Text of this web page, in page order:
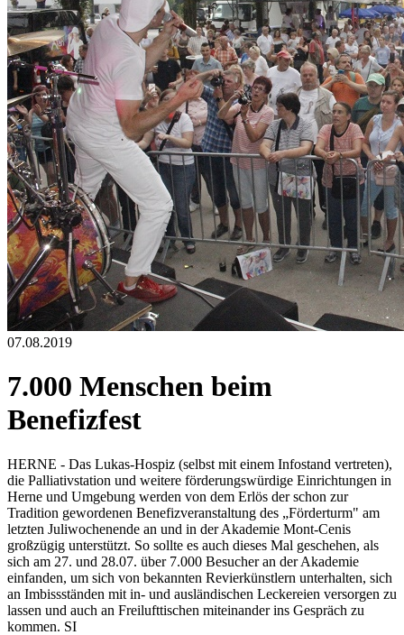
07.08.2019
7.000 Menschen beim
Benefizfest
HERNE - Das Lukas-Hospiz (selbst mit einem Infostand vertreten),
die Palliativstation und weitere förderungswürdige Einrichtungen in
Herne und Umgebung werden von dem Erlös der schon zur
Tradition gewordenen Benefizveranstaltung des „Förderturm" am
letzten Juliwochenende an und in der Akademie Mont-Cenis
großzügig unterstützt. So sollte es auch dieses Mal geschehen, als
sich am 27. und 28.07. über 7.000 Besucher an der Akademie
einfanden, um sich von bekannten Revierkünstlern unterhalten, sich
an Imbissständen mit in- und ausländischen Leckereien versorgen zu
lassen und auch an Freilufttischen miteinander ins Gespräch zu
kommen. SI